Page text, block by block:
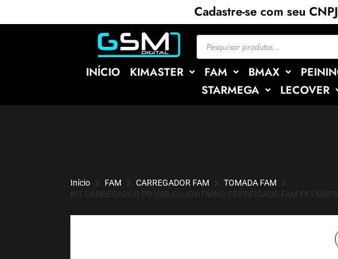
Cadastre-se com seu
INÍCIO KIMASTER FAM BMAX
STARMEGA
LECOVER
Início FAM CARREGADOR FAM
TOMADA FAM
KIT CARREGADOR PD USB-C/LIGHTNING CERTIFICADO FAM FKT-M305